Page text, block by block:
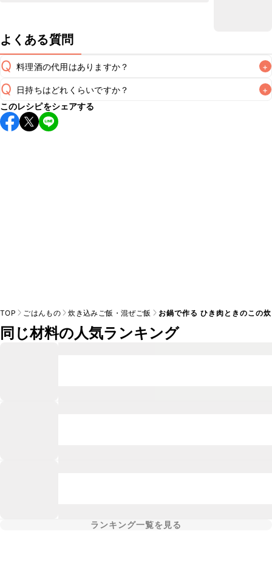
よくある質問
Q 料理酒の代用はありますか？ +
A
Q 日持ちはどれくらいですか？ +
保存期間は冷蔵で当日中が目安です。なるべくお早めにお召
し上がりください。
このレシピをシェアする
TOP ごはんもの 炊き込みご飯・混ぜご飯 お鍋で作る ひき肉ときのこの
同じ材料の人気ランキング
ランキング一覧を見る